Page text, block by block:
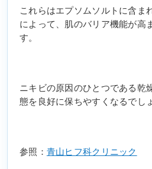
これらはエプソムソルトに含ま
によって、肌のバリア機能が高
す。
ニキビの原因のひとつである乾
態を良好に保ちやすくなるでし
参照： 青山ヒフ科クリニック